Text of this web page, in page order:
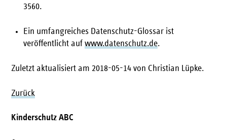
3560.
Ein umfangreiches Datenschutz-Glossar ist
veröffentlicht aufwww.datenschutz.de.
Zuletzt aktualisiert am 2018-05-14 von Christian Lüpke.
Zurück
Kinderschutz ABC